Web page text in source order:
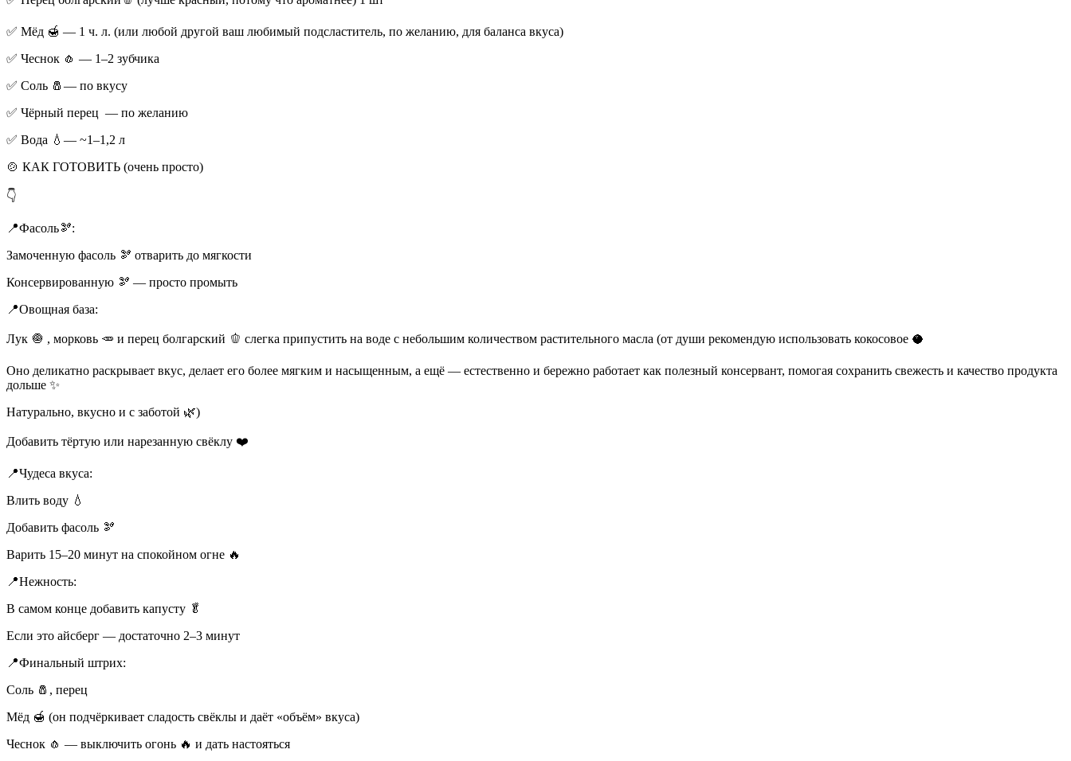
✅ Мёд 🍯 — 1 ч. л. (или любой другой ваш любимый подсластитель, по желанию, для баланса вкуса)
✅ Чеснок 🧄 — 1–2 зубчика
✅ Соль 🧂— по вкусу
✅ Чёрный перец — по желанию
✅ Вода 💧— ~1–1,2 л
🍲 КАК ГОТОВИТЬ (очень просто)
👇
📍Фасоль🫘:
Замоченную фасоль 🫘 отварить до мягкости
Консервированную 🫘 — просто промыть
📍Овощная база:
Лук 🧅 , морковь 🥕 и перец болгарский 🫑 слегка припустить на воде с небольшим количеством растительного масла (от души рекомендую использовать кокосовое 🥥
Оно деликатно раскрывает вкус, делает его более мягким и насыщенным, а ещё — естественно и бережно работает как полезный консервант, помогая сохранить свежесть и качество продукта
дольше ✨
Натурально, вкусно и с заботой 🌿)
Добавить тёртую или нарезанную свёклу ❤️
📍Чудеса вкуса:
Влить воду 💧
Добавить фасоль 🫘
Варить 15–20 минут на спокойном огне 🔥
📍Нежность:
В самом конце добавить капусту 🥬
Если это айсберг — достаточно 2–3 минут
📍Финальный штрих:
Соль 🧂, перец
Мёд 🍯 (он подчёркивает сладость свёклы и даёт «объём» вкуса)
Чеснок 🧄 — выключить огонь 🔥 и дать настояться